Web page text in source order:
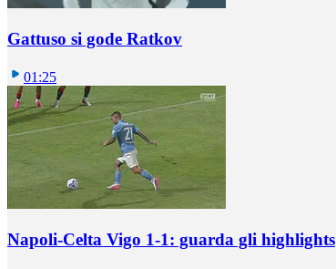
Gattuso si gode Ratkov
01:25
Napoli-Celta Vigo 1-1: guarda gli highlights